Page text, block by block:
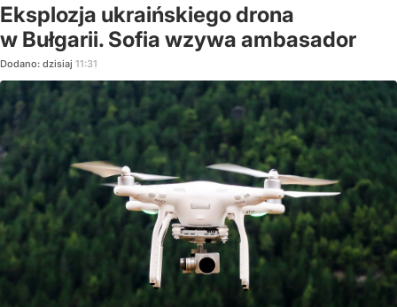
Eksplozja ukraińskiego drona
w Bułgarii. Sofia wzywa ambasador
Dodano: dzisiaj 11:31